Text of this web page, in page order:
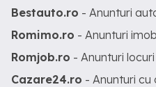
Bestauto.ro - Anunturi
Romimo.ro - Anunturi
Romjob.ro - Anunturi
Cazare24.ro - Anunturi